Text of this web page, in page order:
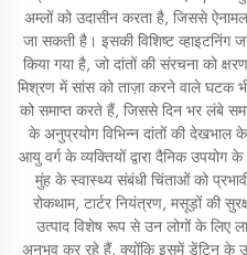
अम्लों को उदासीन करता है, जिससे
जा सकती है। इसकी विशिष्ट व्हाइटनिंग
किया गया है, जो दांतों की संरचना को
मिश्रण में सांस को ताज़ा करने वाले घटक
को समाप्त करते हैं, जिससे दिन भर लंबे
के अनुप्रयोग विभिन्न दांतों की
आयु वर्ग के व्यक्तियों द्वारा दैनिक
मुंह के स्वास्थ्य संबंधी चिंताओं को
रोकथाम, टार्टर नियंत्रण, मसूड़ों की
उत्पाद विशेष रूप से उन लोगों के लिए
अनुभव कर रहे हैं, क्योंकि इसमें डेंटिन के